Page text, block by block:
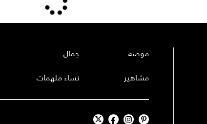
موضة
مشاهير
جمال
نساء ملهمات